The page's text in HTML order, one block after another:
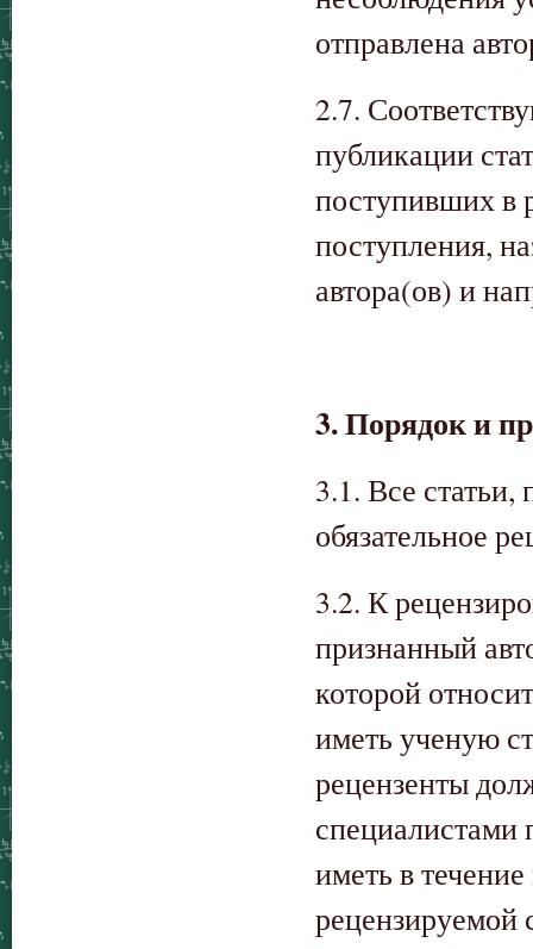
отправлена
2.7.
публикации
поступивших в
поступления,
автора(ов) и
3. Порядок и
3.1. Все
обязательное
3.2. К
признанный
которой
иметь ученую
рецензенты
специалистами
иметь в
рецензируемой